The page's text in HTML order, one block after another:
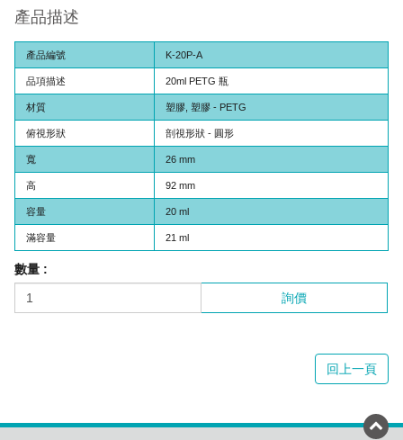
產品描述
產品編號 K-20P-A
品項描述 20ml PETG 瓶
材質 塑膠, 塑膠 - PETG
俯視形狀 剖視形狀 - 圓形
寬 26 mm
高 92 mm
容量 20 ml
滿容量 21 ml
數量 :
詢價
回上一頁